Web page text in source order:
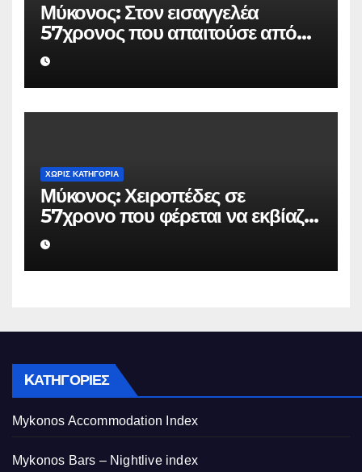
Μύκονος: Στον εισαγγελέα
57χρονος που απαιτούσε από
επιχειρηματία 80.000 ευρώ για
να μην κάνει καταγγελίες σε
βάρος του
ΧΩΡΊΣ ΚΑΤΗΓΟΡΊΑ
Μύκονος: Χειροπέδες σε
57χρονο που φέρεται να εκβίαζε
επιχείρηση για να «θάψει»
ψευδείς καταγγελίες – Η παγίδα
που του έστησε η ΕΛ.ΑΣ.
KΑΤΗΓΟΡΊΕΣ
Mykonos Accommodation Index
Mykonos Bars – Nightlive index